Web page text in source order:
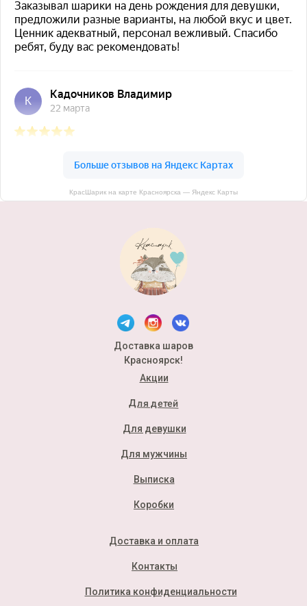
КрасШарик на карте Красноярска — Яндекс Карты
Доставка шаров
Красноярск!
Акции
Для детей
Для девушки
Для мужчины
Выписка
Коробки
Политика конфиденциальности
Доставка и оплата
Контакты